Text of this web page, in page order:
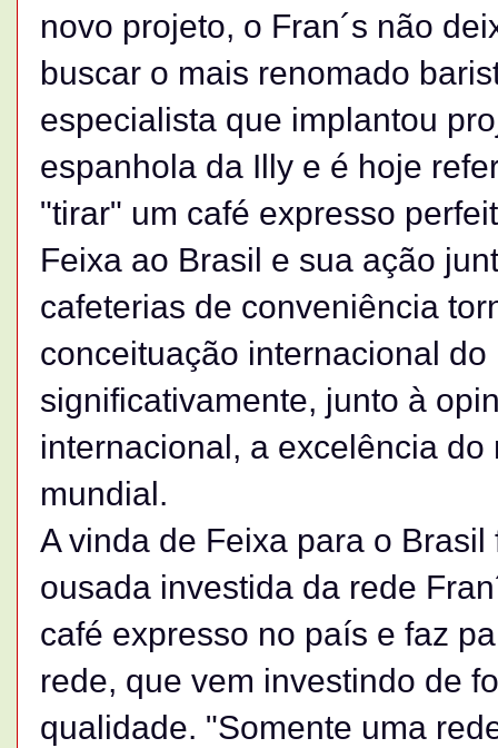
novo projeto, o Fran´s não
buscar o mais renomado
especialista que implantou
espanhola da Illy e é hoje
"tirar" um café expresso
Feixa ao Brasil e sua ação
cafeterias de conveniência
conceituação internacional
significativamente, junto à
internacional, a excelência
mundial.
A vinda de Feixa para o
ousada investida da rede
café expresso no país e faz
rede, que vem investindo de
qualidade. "Somente uma